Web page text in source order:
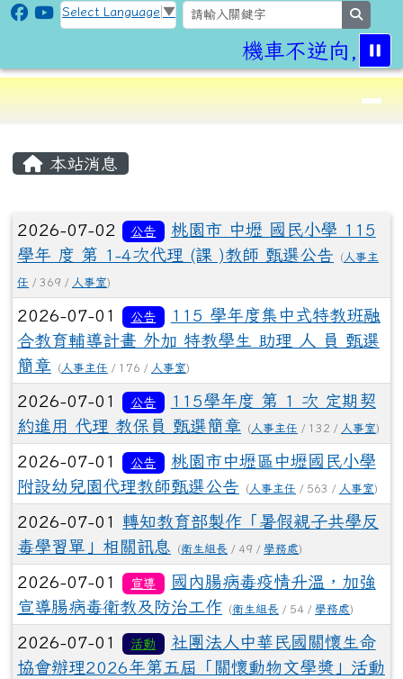
跳至主內容區
CLPS Site
Select Language ▼
機車不逆向,行
⏸
導覽列
本站消息
文章列表
2026-07-02 公告
桃園市 中壢 國民小學 115
學年 度 第 1-4次代理 (課 )教師 甄選公告
( 人事主
任 / 369 / 人事室)
2026-07-01 公告
115 學年度集中式特教班融
合教育輔導計畫 外加 特教學生 助理 人 員 甄選
簡章
( 人事主任 / 176 / 人事室)
2026-07-01 公告
115學年度 第 1 次 定期契
約進用 代理 教保員 甄選簡章
( 人事主任 / 132 / 人事室)
2026-07-01 公告
桃園市中壢區中壢國民小學
附設幼兒園代理教師甄選公告
( 人事主任 / 563 / 人事室)
2026-07-01 轉知教育部製作「暑假親子共學反
毒學習單」相關訊息
(衛生組長 / 49 / 學務處)
2026-07-01 宣導
國內腸病毒疫情升溫，加強
宣導腸病毒衛教及防治工作
(衛生組長 / 54 / 學務處)
2026-07-01 活動
社團法人中華民國關懷生命
協會辦理2026年第五屆「關懷動物文學獎」活動